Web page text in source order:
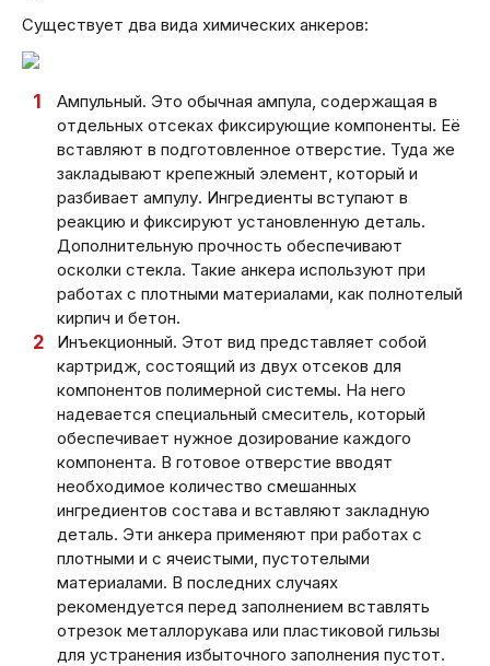
Существует два вида химических анкеров:
Ампульный. Это обычная ампула, содержащая в
отдельных отсеках фиксирующие компоненты. Её
вставляют в подготовленное отверстие. Туда же
закладывают крепежный элемент, который и
разбивает ампулу. Ингредиенты вступают в
реакцию и фиксируют установленную деталь.
Дополнительную прочность обеспечивают
осколки стекла. Такие анкера используют при
работах с плотными материалами, как полнотелый
кирпич и бетон.
Инъекционный. Этот вид представляет собой
картридж, состоящий из двух отсеков для
компонентов полимерной системы. На него
надевается специальный смеситель, который
обеспечивает нужное дозирование каждого
компонента. В готовое отверстие вводят
необходимое количество смешанных
ингредиентов состава и вставляют закладную
деталь. Эти анкера применяют при работах с
плотными и с ячеистыми, пустотелыми
материалами. В последних случаях
рекомендуется перед заполнением вставлять
отрезок металлорукава или пластиковой гильзы
для устранения избыточного заполнения пустот.